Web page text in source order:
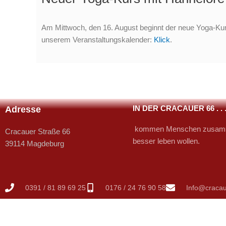
Am Mittwoch, den 16. August beginnt der neue Yoga-
unserem Veranstaltungskalender: Klick.
Adresse
Cracauer Straße 66
39114 Magdeburg
IN DER CRACAUER 66 . . .
kommen Menschen
besser leben wollen.
0391 / 81 89 69 25 0176 / 24 76 90 58